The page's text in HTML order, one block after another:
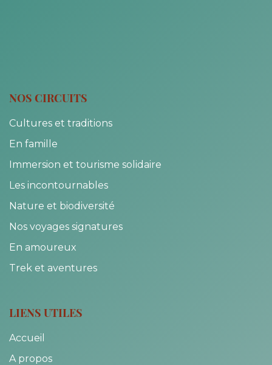
NOS CIRCUITS
Cultures et traditions
En famille
Immersion et tourisme solidaire
Les incontournables
Nature et biodiversité
Nos voyages signatures
En amoureux
Trek et aventures
LIENS UTILES
Accueil
A propos